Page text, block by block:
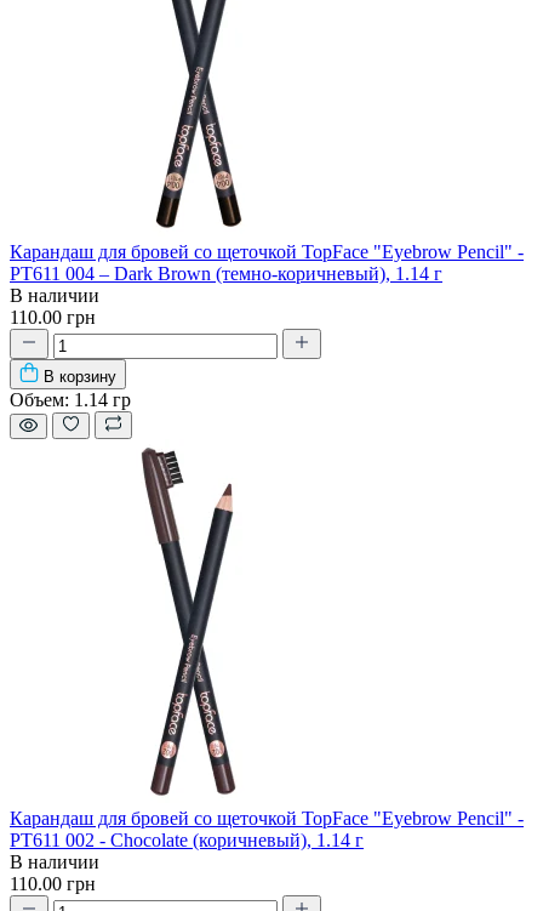
Карандаш для бровей со щеточкой TopFace "Eyebrow Pencil" -
PT611 004 – Dark Brown (темно-коричневый), 1.14 г
В наличии
110.00 грн
В корзину
Объем: 1.14 гр
Карандаш для бровей со щеточкой TopFace "Eyebrow Pencil" -
PT611 002 - Chocolate (коричневый), 1.14 г
В наличии
110.00 грн